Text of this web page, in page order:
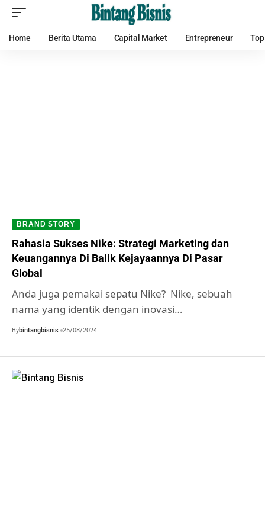
Home Berita Utama Capital Market Entrepreneur
BRAND STORY
Rahasia Sukses Nike: Strategi Marketing dan
Keuangannya Di Balik Kejayaannya Di Pasar
Global
Anda juga pemakai sepatu Nike? Nike, sebuah
nama yang identik dengan inovasi…
Bybintangbisnis 25/08/2024